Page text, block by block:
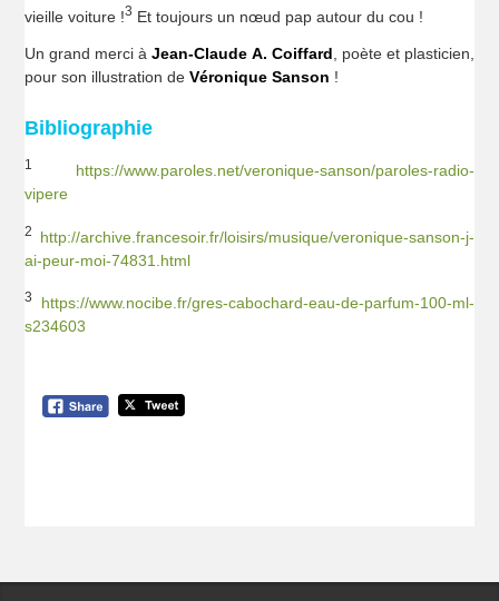
vieille voiture !3 Et toujours un nœud pap autour du cou !
Un grand merci à Jean-Claude A. Coiffard , poète et plasticien,
pour son illustration deVéronique Sanson !
Bibliographie
1
https://www.paroles.net/veronique-sanson/paroles-radio-
vipere
2
http://archive.francesoir.fr/loisirs/musique/veronique-sanson-j-
ai-peur-moi-74831.html
3
https://www.nocibe.fr/gres-cabochard-eau-de-parfum-100-ml-
s234603